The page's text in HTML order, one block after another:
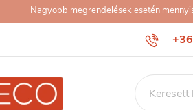
Nagyobb megrendelések esetén